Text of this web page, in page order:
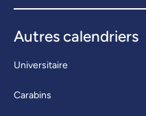
Autres calendriers
Universitaire
Carabins